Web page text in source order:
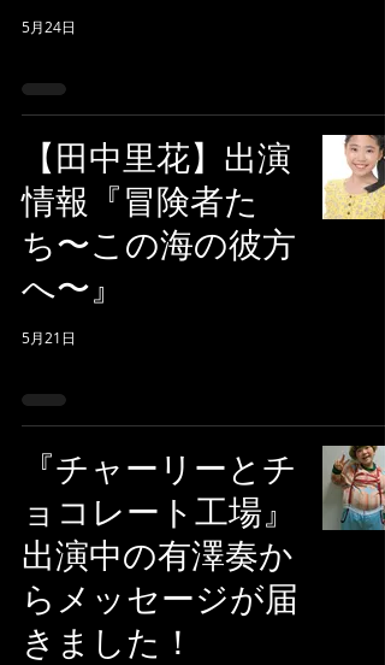
5月24日
【田中里花】出演
情報『冒険者た
ち〜この海の彼方
へ〜』
5月21日
『チャーリーとチ
ョコレート工場』
出演中の有澤奏か
らメッセージが届
きました！